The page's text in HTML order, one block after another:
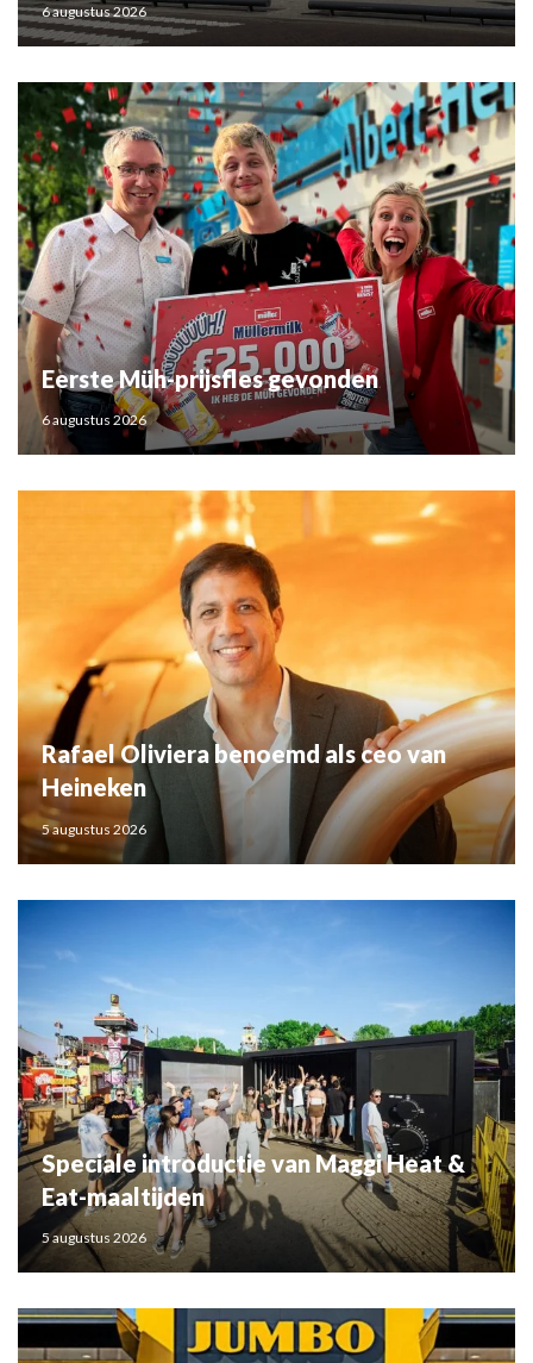
6 augustus 2026
Eerste Müh-prijsfles gevonden
6 augustus 2026
Rafael Oliviera benoemd als ceo van
Heineken
5 augustus 2026
Speciale introductie van Maggi Heat &
Eat-maaltijden
5 augustus 2026